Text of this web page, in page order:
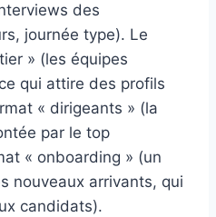
des
journée type). Le
» (les équipes
qui attire des profils
« dirigeants » (la
par le top
« onboarding » (un
nouveaux arrivants, qui
candidats).